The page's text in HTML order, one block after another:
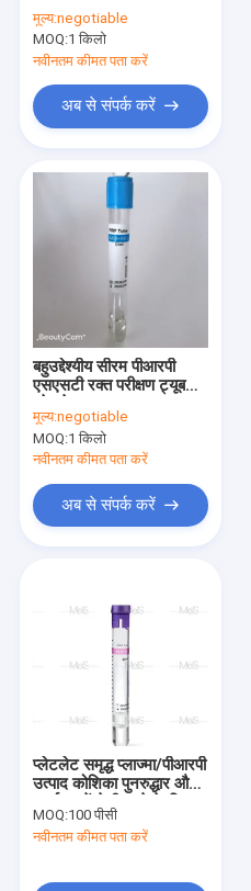
मूल्य:negotiable
MOQ:1 किलो
नवीनतम कीमत पता करें
अब से संपर्क करें
बहुउद्देश्यीय सीरम पीआरपी
एसएसटी रक्त परीक्षण ट्यूब
मूल्य:negotiable
MOQ:1 किलो
नवीनतम कीमत पता करें
अब से संपर्क करें
प्लेटलेट समृद्ध प्लाज्मा/पीआरपी
उत्पाद कोशिका पुनरुद्धार और
MOQ:100 पीसी
नवीनतम कीमत पता करें